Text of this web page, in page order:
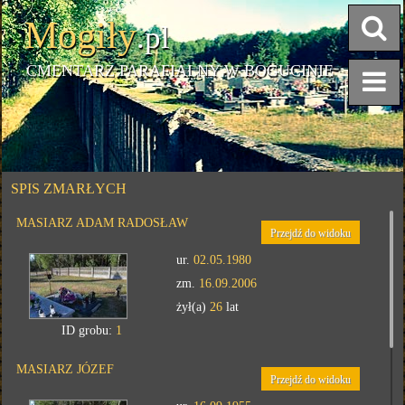
Mogiły.pl
CMENTARZ PARAFIALNY W BOGUCINIE
SPIS ZMARŁYCH
MASIARZ ADAM RADOSŁAW
Przejdź do widoku
ur.02.05.1980
zm. 16.09.2006
żył(a)26 lat
ID grobu: 1
MASIARZ JÓZEF
Przejdź do widoku